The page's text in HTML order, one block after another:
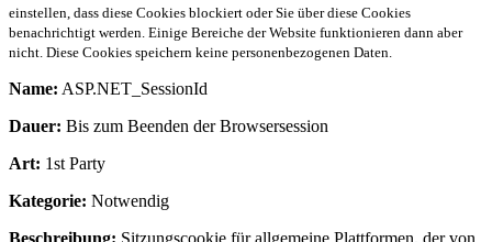
einstellen, dass diese Cookies blockiert oder Sie über diese Cookies
benachrichtigt werden. Einige Bereiche der Website funktionieren dann aber
nicht. Diese Cookies speichern keine personenbezogenen Daten.
Name: ASP.NET_SessionId
Dauer: Bis zum Beenden der Browsersession
Art: 1st Party
Kategorie: Notwendig